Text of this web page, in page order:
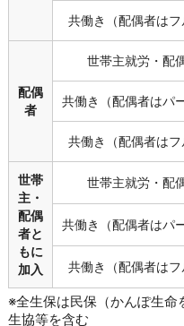
共働き（配偶者はフ
配偶
者
世帯主就労・配
共働き（配偶者はパ
共働き（配偶者はフ
世帯
主・
配偶
者と
もに
加入
世帯主就労・配
共働き（配偶者はパ
共働き（配偶者はフ
※全生保は民保（かんぽ生命
生協等を含む